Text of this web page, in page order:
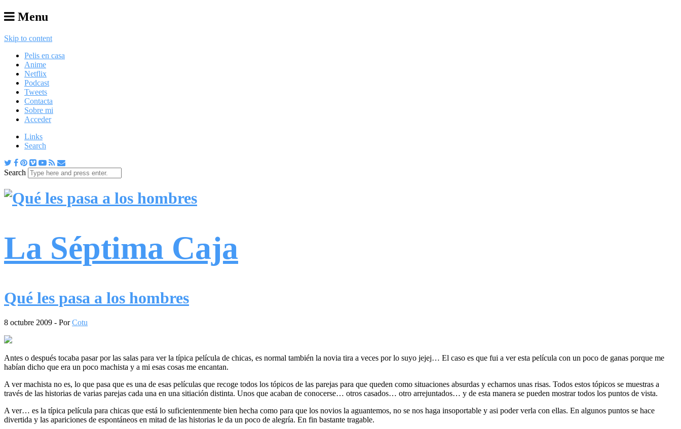
Menu
Skip to content
Pelis en casa
Anime
Netflix
Podcast
Tweets
Contacta
Sobre mi
Acceder
Links
Search
Search
La Séptima Caja
Qué les pasa a los hombres
8 octubre 2009 - PorCotu
Antes o después tocaba pasar por las salas para ver la típica película de chicas, es normal también la novia tira a veces por lo suyo jejej… El caso es que fui a ver esta película con un poco de ganas porque me
habían dicho que era un poco machista y a mi esas cosas me encantan.
A ver machista no es, lo que pasa que es una de esas películas que recoge todos los tópicos de las parejas para que queden como situaciones absurdas y echarnos unas risas. Todos estos tópicos se muestras a
través de las historias de varias parejas cada una en una sitiación distinta. Unos que acaban de conocerse… otros casados… otro arrejuntados… y de esta manera se pueden mostrar todos los puntos de vista.
A ver… es la típica película para chicas que está lo suficientenmente bien hecha como para que los novios la aguantemos, no se nos haga insoportable y asi poder verla con ellas. En algunos puntos se hace
divertida y las apariciones de espontáneos en mitad de las historias le da un poco de alegría. En fin bastante tragable.